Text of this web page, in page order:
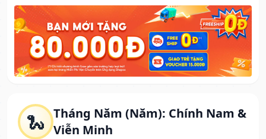
🐍 Tháng Năm (Năm): Chính Nam &
Viễn Minh